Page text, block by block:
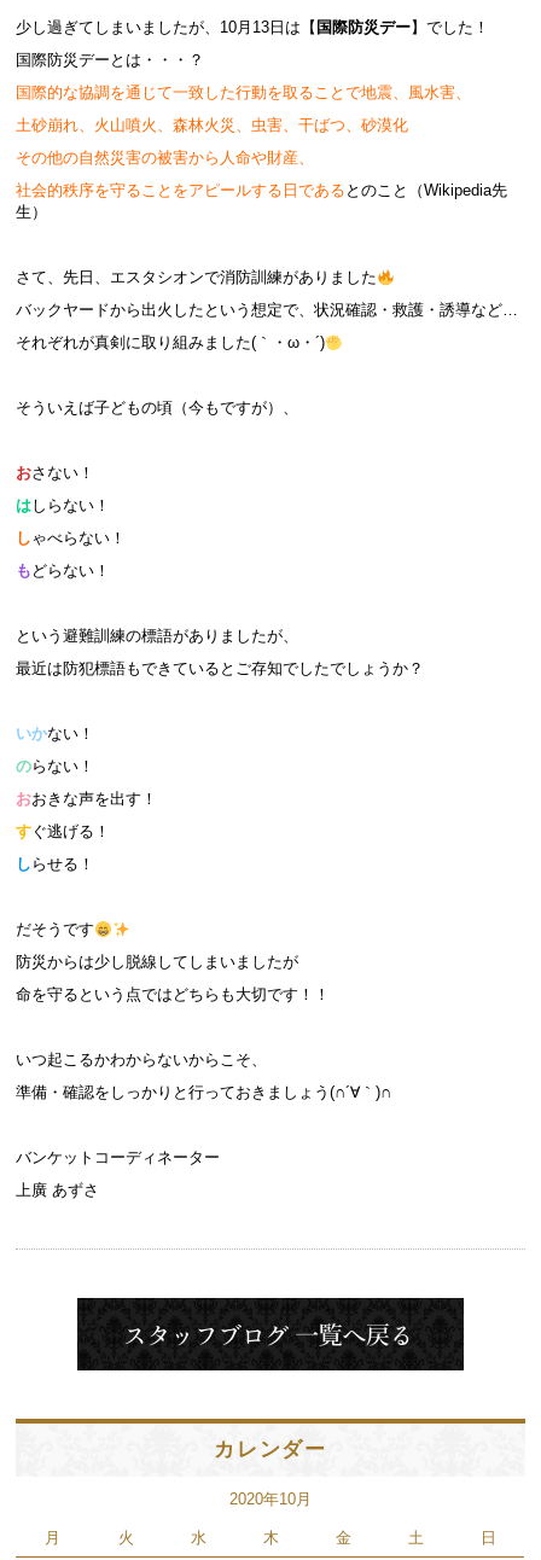
少し過ぎてしまいましたが、10月13日は【 国際防災デー】でした！
国際防災デーとは・・・？
国際的な協調を通じて一致した行動を取ることで地震、風水害、
土砂崩れ、火山噴火、森林火災、虫害、干ばつ、砂漠化
その他の自然災害の被害から人命や財産、
社会的秩序を守ることをアピールする日である とのこと（Wikipedia先
生）
さて、先日、エスタシオンで消防訓練がありました
バックヤードから出火したという想定で、状況確認・救護・誘導など…
それぞれが真剣に取り組みました(｀・ω・´)
そういえば子どもの頃（今もですが）、
おさない！
はしらない！
しゃべらない！
も どらない！
という避難訓練の標語がありましたが、
最近は防犯標語もできているとご存知でしたでしょうか？
いかない！
のらない！
おおきな声を出す！
す ぐ逃げる！
し らせる！
だそうです
防災からは少し脱線してしまいましたが
命を守るという点ではどちらも大切です！！
いつ起こるかわからないからこそ、
準備・確認をしっかりと行っておきましょう(∩´∀｀)∩
バンケットコーディネーター
上廣 あずさ
カレンダー
2020年10月
月 火 水 木 金 土 日